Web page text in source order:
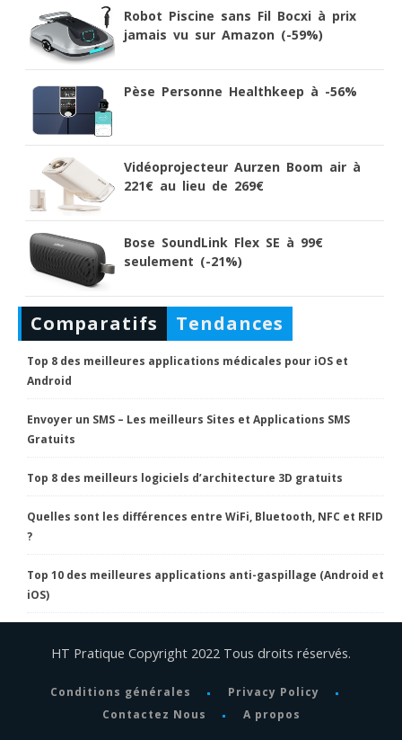
Robot Piscine sans Fil Bocxi à prix
jamais vu sur Amazon (-59%)
Pèse Personne Healthkeep à -56%
Vidéoprojecteur Aurzen Boom air à
221€ au lieu de 269€
Bose SoundLink Flex SE à 99€
seulement (-21%)
Comparatifs Tendances
Top 8 des meilleures applications médicales pour iOS et
Android
Envoyer un SMS – Les meilleurs Sites et Applications SMS
Gratuits
Top 8 des meilleurs logiciels d’architecture 3D gratuits
Quelles sont les différences entre WiFi, Bluetooth, NFC et RFID
?
Top 10 des meilleures applications anti-gaspillage (Android et
iOS)
HT Pratique Copyright 2022 Tous droits réservés.
Conditions générales
Privacy Policy
Contactez Nous
A propos